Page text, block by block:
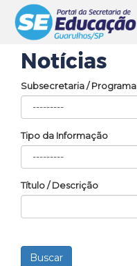
Notícias
Subsecretaria / Programa
Tipo da Informação
Título / Descrição